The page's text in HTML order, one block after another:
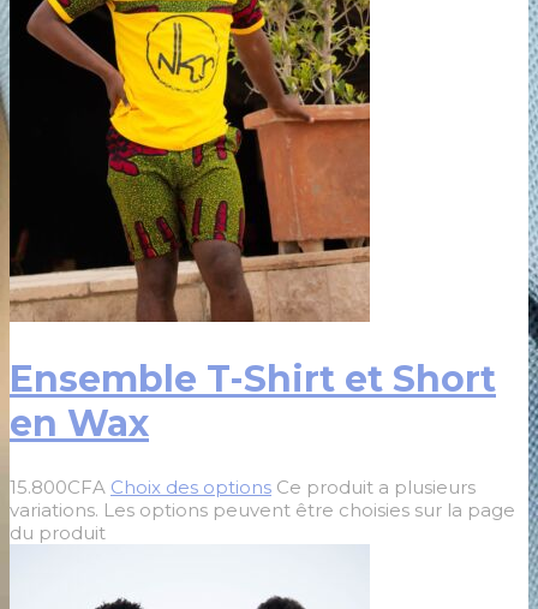
Ensemble T-Shirt et Short
en Wax
15.800CFA Choix des options Ce produit a plusieurs
variations. Les options peuvent être choisies sur la page
du produit